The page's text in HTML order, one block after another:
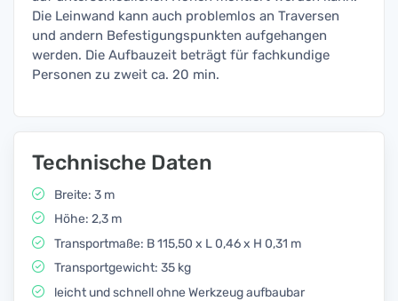
Die Leinwand kann auch problemlos an Traversen
und andern Befestigungspunkten aufgehangen
werden. Die Aufbauzeit beträgt für fachkundige
Personen zu zweit ca. 20 min.
Technische Daten
Breite: 3 m
Höhe: 2,3 m
Transportmaße: B 115,50 x L 0,46 x H 0,31 m
Transportgewicht: 35 kg
leicht und schnell ohne Werkzeug aufbaubar